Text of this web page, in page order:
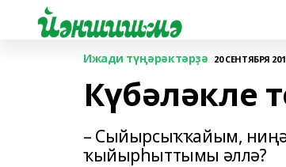
Ижади түңәрәктәрҙә 20 СЕНТЯБРЯ
Күбәләкле
– Сыйырсыҡҡайым,
ҡыйырһыттымы әллә?